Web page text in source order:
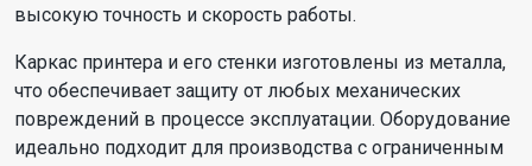
высокую точность и скорость работы.
Каркас принтера и его стенки изготовлены из металла,
что обеспечивает защиту от любых механических
повреждений в процессе эксплуатации. Оборудование
идеально подходит для производства с ограниченным